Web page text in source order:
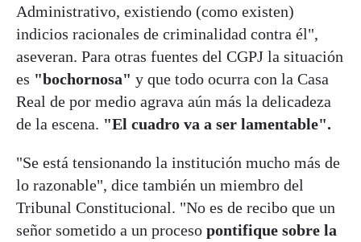
Administrativo, existiendo (como existen)
indicios racionales de criminalidad contra él",
aseveran. Para otras fuentes del CGPJ la situación
es "bochornosa" y que todo ocurra con la Casa
Real de por medio agrava aún más la delicadeza
de la escena. "El cuadro va a ser lamentable".
"Se está tensionando la institución mucho más de
lo razonable", dice también un miembro del
Tribunal Constitucional. "No es de recibo que un
señor sometido a un proceso pontifique sobre la